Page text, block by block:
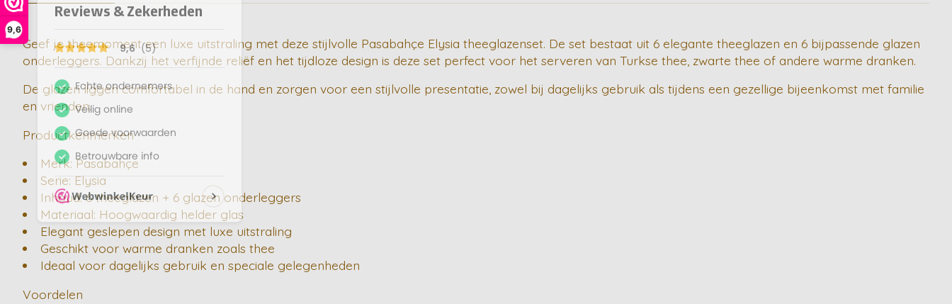
9,6
Geef je theemoment een luxe uitstraling met deze stijlvolle Pasabahçe Elysia theeglazenset. De set bestaat uit 6 elegante theeglazen en 6 bijpassende glazen
onderleggers. Dankzij het verfijnde reliëf en het tijdloze design is deze set perfect voor het serveren van Turkse thee, zwarte thee of andere warme dranken.
De glazen liggen comfortabel in de hand en zorgen voor een stijlvolle presentatie, zowel bij dagelijks gebruik als tijdens een gezellige bijeenkomst met familie
en vrienden.
Productkenmerken
Merk: Pasabahçe
Serie: Elysia
Inhoud: 6 theeglazen + 6 glazen onderleggers
Materiaal: Hoogwaardig helder glas
Elegant geslepen design met luxe uitstraling
Geschikt voor warme dranken zoals thee
Ideaal voor dagelijks gebruik en speciale gelegenheden
Voordelen